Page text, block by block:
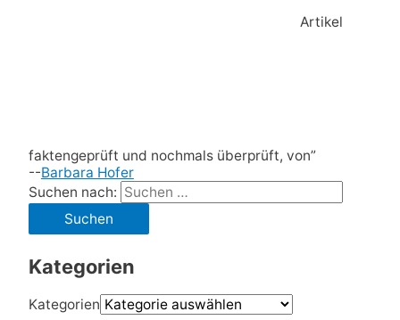
Artikel
faktengeprüft und nochmals überprüft, von”
--Barbara Hofer
Suchen nach:
Kategorien
Kategorien